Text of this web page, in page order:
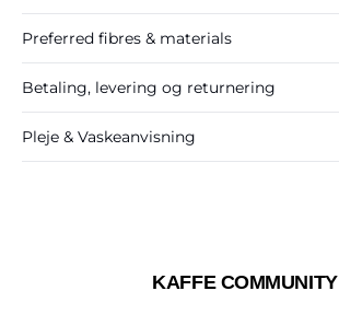
Preferred fibres & materials
Betaling, levering og returnering
Pleje & Vaskeanvisning
KAFFE COMMUNITY